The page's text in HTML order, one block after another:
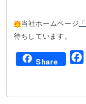
当社ホームページ
待ちしています。
Share